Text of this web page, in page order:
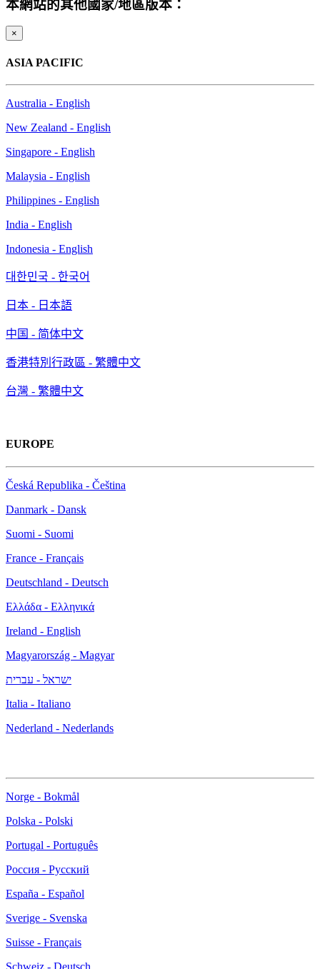
本網站的其他國家/地區版本：
×
Australia - English
New Zealand - English
Singapore - English
Malaysia - English
Philippines - English
India - English
Indonesia - English
대한민국 - 한국어
日本 - 日本語
中国 - 简体中文
香港特別行政區 - 繁體中文
台灣 - 繁體中文
Česká Republika - Čeština
Danmark - Dansk
Suomi - Suomi
France - Français
Deutschland - Deutsch
Ελλάδα - Ελληνικά
Ireland - English
Magyarország - Magyar
ישראל - עברית
Italia - Italiano
Nederland - Nederlands
Norge - Bokmål
Polska - Polski
Portugal - Português
Россия - Русский
España - Español
Sverige - Svenska
Suisse - Français